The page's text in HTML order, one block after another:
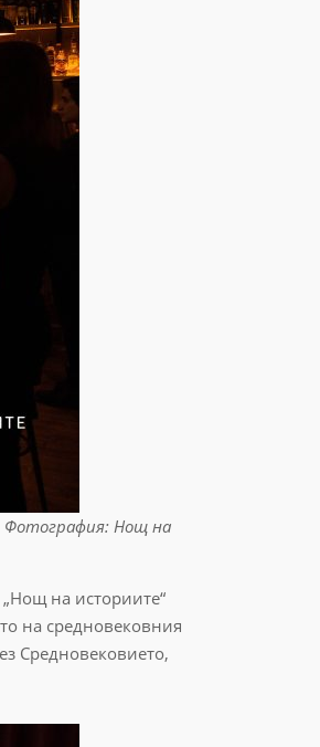
Фотография: Нощ на
на историите“
на средновековния
Средновековието,